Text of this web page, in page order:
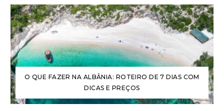
O QUE FAZER NA ALBÂNIA: ROTEIRO DE 7 DIAS COM
DICAS E PREÇOS